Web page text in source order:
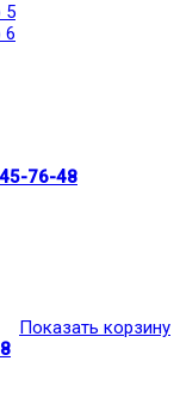
5
6
76-48
Показать корзину